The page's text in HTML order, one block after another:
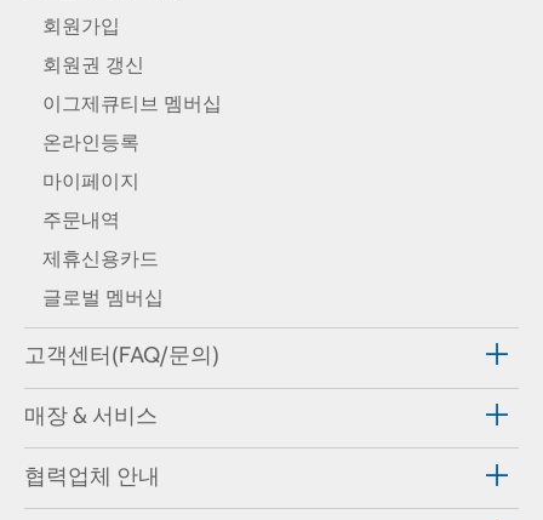
회원가입
회원권 갱신
이그제큐티브 멤버십
온라인등록
마이페이지
주문내역
제휴신용카드
글로벌 멤버십
고객센터(FAQ/문의)
매장 & 서비스
협력업체 안내